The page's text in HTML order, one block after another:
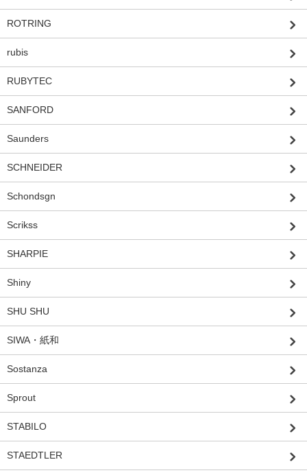
ROTRING
rubis
RUBYTEC
SANFORD
Saunders
SCHNEIDER
Schondsgn
Scrikss
SHARPIE
Shiny
SHU SHU
SIWA・紙和
Sostanza
Sprout
STABILO
STAEDTLER